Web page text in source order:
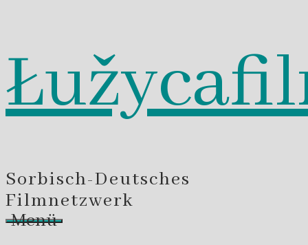
Zum
Inhalt
springen
Sorbisch-Deutsches
Filmnetzwerk
Menü